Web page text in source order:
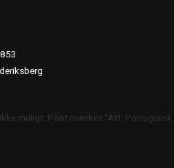
muligt. Post mærkes "Att: